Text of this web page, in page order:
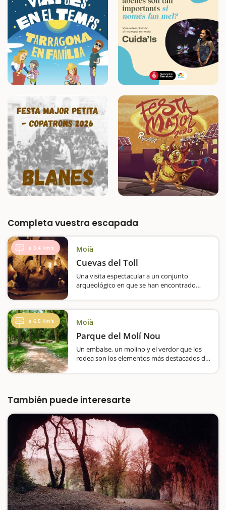
Completa vuestra escapada
a 3,4 Km's Moià
Cuevas del Toll
Una visita espectacular a un conjunto
arqueológico en que se han encontrado
estable.Si os decimos que a las cuevas del
Toll se las conoce como el Palacio de la
Fauna Cuaternaria,…
a 6,5 Km's Moià
Parque del Molí Nou
Un embalse, un molino y el verdor que los
rodea son los elementos más destacados de
funcionamiento…
También puede interesarte